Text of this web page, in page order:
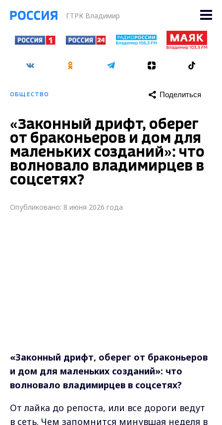
ГТРК Владимир
ОБЩЕСТВО Поделиться
«Законный дрифт, оберег
от браконьеров и дом для
маленьких созданий»: что
волновало владимирцев в
соцсетях?
Опубликовано: 8 июня 2026 года
«Законный дрифт, оберег от браконьеров
и дом для маленьких созданий»: что
волновало владимирцев в соцсетях?
От лайка до репоста, или все дороги ведут
в сеть. Чем запомнится минувшая неделя в